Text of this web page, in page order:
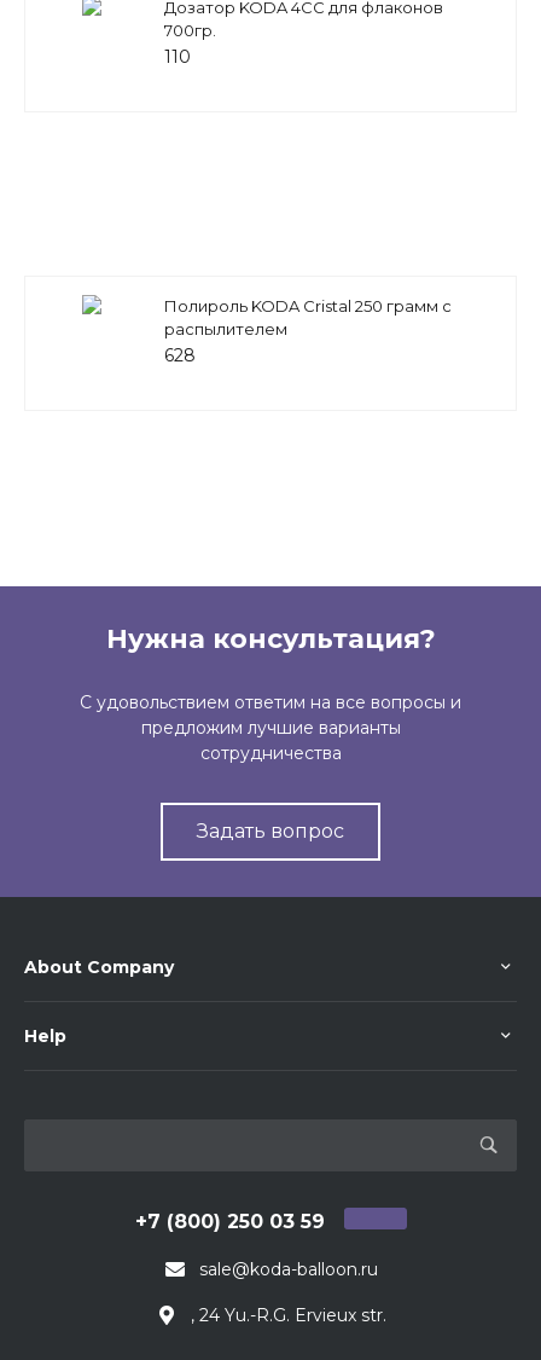
Дозатор KODA 4СС для флаконов
700гр.
110
Полироль KODA Cristal 250 грамм с
распылителем
628
Нужна консультация?
С удовольствием ответим на все вопросы и
предложим лучшие варианты
сотрудничества
Задать вопрос
About Company
Help
sale@koda-balloon.ru
+7 (800) 250 03 59
, 24 Yu.-R.G. Ervieux str.